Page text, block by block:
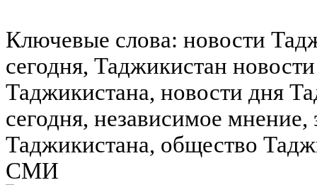
Ключевые слова: новости
сегодня, Таджикистан
Таджикистана, новости дня
сегодня, независимое
Таджикистана, общество
СМИ